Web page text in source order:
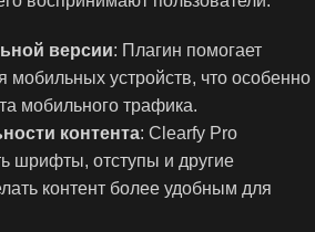
версии: Плагин помогает
мобильных устройств, что особенно
мобильного трафика.
контента: Clearfy Pro
шрифты, отступы и другие
контент более удобным для